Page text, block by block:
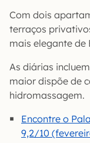
Com dois
terraços
mais elegante de
As diárias
maior dispõe de
hidromassagem.
Encontre o
9,2/10